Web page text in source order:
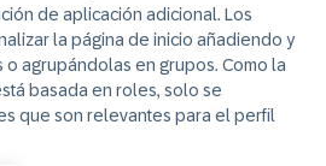
de aplicación adicional. Los
la página de inicio añadiendo y
agrupándolas en grupos. Como la
basada en roles, solo se
que son relevantes para el perfil